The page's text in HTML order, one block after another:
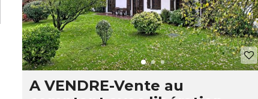
A VENDRE-Vente au